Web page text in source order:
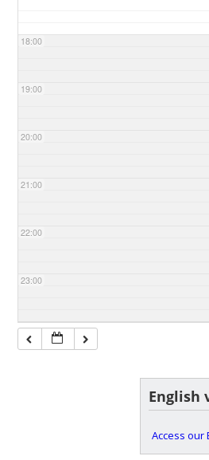
18:00
19:00
20:00
21:00
22:00
23:00
English
Access our